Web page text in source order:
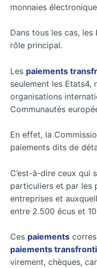
monnaies
Dans tous les cas,
rôle principal.
Les paiements
seulement les Etats4,
organisations
Communautés
En effet, la
paiements dits de
C’est-à-dire ceux qui
particuliers et par les
entreprises et
entre 2.500 écus et
Ces paiements
paiements
virement, chèques,